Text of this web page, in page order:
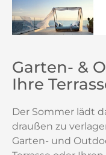
Garten- &
Ihre
Der Sommer lädt
draußen zu
Garten- und